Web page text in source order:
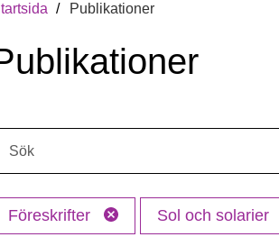
Publikationer
Föreskrifter Sol och solarier